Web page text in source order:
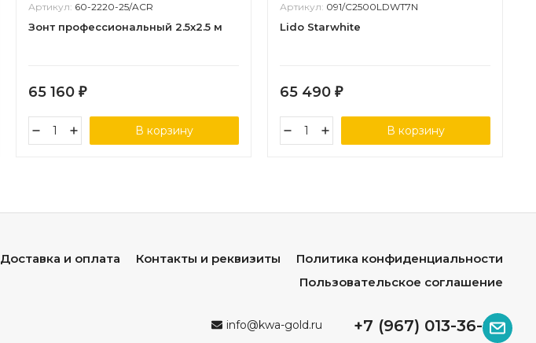
Артикул: 60-2220-25/ACR
Зонт профессиональный 2.5х2.5 м
65 160 ₽
В корзину
Артикул: 091/C2500LDWT7N
Lido Starwhite
65 490 ₽
В корзину
Доставка и оплата Контакты и реквизиты
Политика конфиденциальности
Пользовательское соглашение
info@kwa-gold.ru +7 (967) 013-36-96